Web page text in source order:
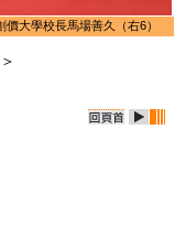
大學校長馬場善久（右6）